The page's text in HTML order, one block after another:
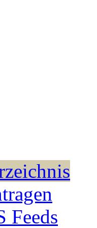
Feeds